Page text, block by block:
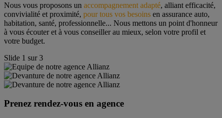
Nous vous proposons un accompagnement adapté, alliant efficacité,
convivialité et proximité, pour tous vos besoins en assurance auto,
habitation, santé, professionnelle... Nous mettons un point d'honneur
à vous écouter et à vous conseiller au mieux, selon votre profil et
votre budget.
Slide 1 sur3
Prenez rendez-vous en agence